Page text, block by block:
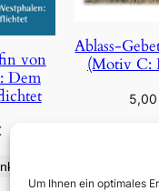
Um Ihnen ein optimales
von
Dem
Ablass-
(Motiv C:
5,00